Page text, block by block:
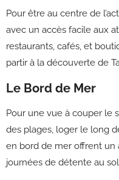
Pour être au centre de
avec un accès facile aux
restaurants, cafés, et
partir à la découverte de
Le Bord de Mer
Pour une vue à couper le
des plages, loger le long
en bord de mer offrent un
journées de détente au